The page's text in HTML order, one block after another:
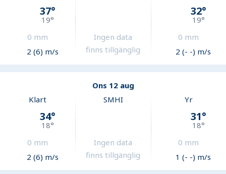
37°
19°
0 mm
2 (6) m/s
Ingen data
finns tillgänglig
32°
19°
0 mm
2 (- -) m/s
Ons 12 aug
Klart
34°
18°
0 mm
2 (6) m/s
SMHI
Ingen data
finns tillgänglig
Yr
31°
18°
0 mm
1 (- -) m/s